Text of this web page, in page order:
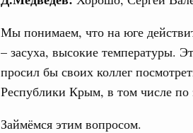
Мы понимаем, что на юге
– засуха, высокие температуры.
просил бы своих коллег
Республики Крым, в том числе по
Займёмся этим вопросом.